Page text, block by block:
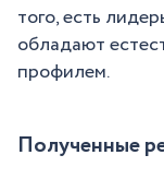
того, есть
обладают
профилем.
Полученные